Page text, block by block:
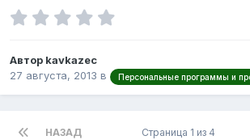
Автор kavkazec
27 августа, 2013 в Персональные программы и
НАЗАД Страница 1 из 4